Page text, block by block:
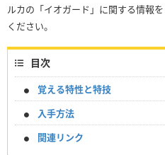
ルカの「イオガード」に関する情報
ください。
目次
覚える特性と特技
入手方法
関連リンク